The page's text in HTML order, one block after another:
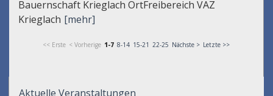
Bauernschaft Krieglach OrtFreibereich VAZ
Krieglach [mehr]
<< Erste < Vorherige 1-7 8-14 15-21 22-25 Nächste > Letzte >>
Aktuelle Veranstaltungen